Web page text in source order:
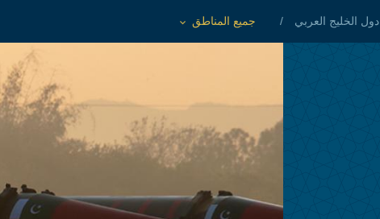
دول الخليج العربي
Toggle List of
جميع المناطق